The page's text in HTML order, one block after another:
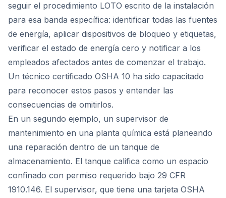
seguir el procedimiento LOTO escrito de la instalación
para esa banda específica: identificar todas las fuentes
de energía, aplicar dispositivos de bloqueo y etiquetas,
verificar el estado de energía cero y notificar a los
empleados afectados antes de comenzar el trabajo.
Un técnico certificado OSHA 10 ha sido capacitado
para reconocer estos pasos y entender las
consecuencias de omitirlos.
En un segundo ejemplo, un supervisor de
mantenimiento en una planta química está planeando
una reparación dentro de un tanque de
almacenamiento. El tanque califica como un espacio
confinado con permiso requerido bajo 29 CFR
1910.146. El supervisor, que tiene una tarjeta OSHA